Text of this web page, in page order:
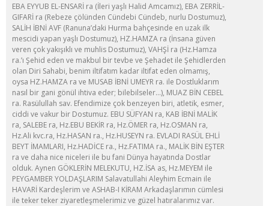
EBA EYYUB EL-ENSARİ ra (İleri yaşlı Halid Amcamız), EBA ZERRİL-
GIFARİ ra (Rebeze çölünden Cündebi Cündeb, nurlu Dostumuz),
SALİH İBNİ AVF (Ranuna’daki Hurma bahçesinde en uzak ilk
mescidi yapan yaşlı Dostumuz), HZ.HAMZA ra (İnsana güven
veren çok yakışıklı ve muhlis Dostumuz), VAHŞİ ra (Hz.Hamza
ra.’ı Şehid eden ve makbul bir tevbe ve Şehadet ile Şehidlerden
olan Diri Sahabi, benim iltifatım kadar iltifat eden olmamış,
oysa HZ.HAMZA ra ve MUSAB İBNİ UMEYR ra. ile Dostluklarım
nasıl bir gani gönül ihtiva eder; bilebilseler…), MUAZ BİN CEBEL
ra. Rasülullah sav. Efendimize çok benzeyen biri, atletik, esmer,
ciddi ve vakur bir Dostumuz. EBU SÜFYAN ra, KAB İBNİ MALİK
ra, SALEBE ra, Hz.EBU BEKİR ra, Hz.ÖMER ra, Hz.OSMAN ra,
Hz.Ali kvc.ra, Hz.HASAN ra., Hz.HUSEYN ra. EVLADI RASÜL EHLİ
BEYT İMAMLARI, Hz.HADİCE ra., Hz.FATIMA ra., MALİK BİN EŞTER
ra ve daha nice niceleri ile bu fani Dünya hayatında Dostlar
olduk. Aynen GÖKLERİN MELEKUTU, HZ.İSA as, Hz.MEYEM ile
PEYGAMBER YOLDAŞLARIM Salavatullahi Aleyhim Ecmain ile
HAVARİ Kardeşlerim ve ASHAB-I KİRAM Arkadaşlarımın cümlesi
ile teker teker ziyaretleşmelerimiz ve güzel hatıralarımız var.